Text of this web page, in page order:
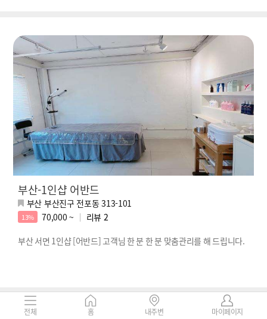
부산-1인샵 어반드
부산 부산진구 전포동 313-101
13% 70,000 ~ 리뷰 2
부산 서면 1인샵 [어반드] 고객님 한 분 한 분 맞춤관리를 해 드립니다.
전체 홈 내주변 마이페이지